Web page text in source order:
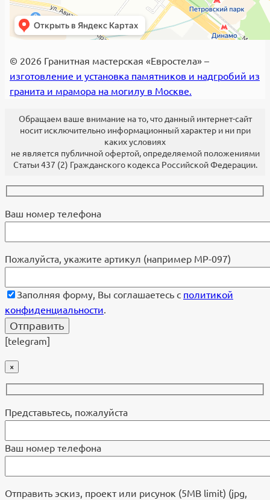
© 2026 Гранитная мастерская «Евростела» –
изготовление и установка памятников и надгробий из
гранита и мрамора на могилу в Москве.
Обращаем ваше внимание на то, что данный интернет-сайт
носит исключительно информационный характер и ни при
каких условиях
не является публичной офертой, определяемой положениями
Статьи 437 (2) Гражданского кодекса Российской Федерации.
Ваш номер телефона
Пожалуйста, укажите артикул (например МР-097)
Заполняя форму, Вы соглашаетесь с политикой
конфиденциальности.
[telegram]
×
Представьтесь, пожалуйста
Ваш номер телефона
Отправить эскиз, проект или рисунок (5MB limit) (jpg,